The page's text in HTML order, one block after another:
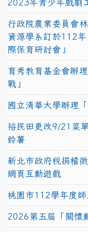
2023年青少年戲劇
行政院農業委員會
資源學系訂於112
際保育研討會」
育秀教育基金會辦
戰」
國立清華大學辦理
裕民田更改9/21菜
鈴薯
新北市政府稅捐稽
網頁互動遊戲
桃園市112學年度
2026第五屆「關懷